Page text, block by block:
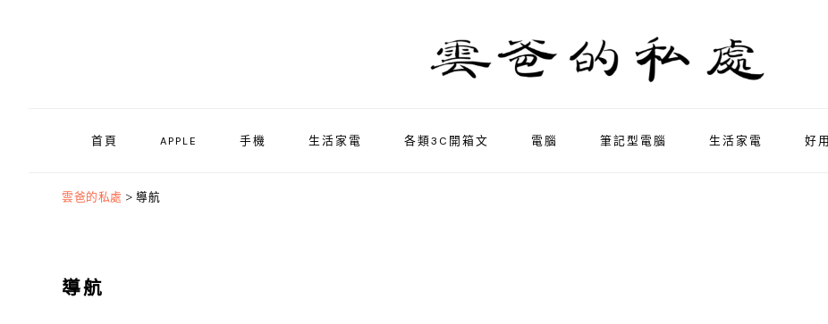
首頁 APPLE 手機 生活家電 各類3C開箱文 電腦 筆記型電腦 生活家電 好
雲爸的私處 > 導航
導航